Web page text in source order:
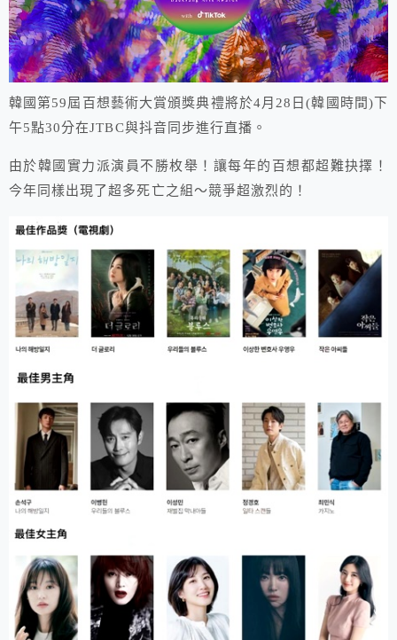
韓國第59屆百想藝術大賞頒獎典禮將於4月28日(韓國時間)下
午5點30分在JTBC與抖音同步進行直播。
由於韓國實力派演員不勝枚舉！讓每年的百想都超難抉擇！
今年同樣出現了超多死亡之組～競爭超激烈的！